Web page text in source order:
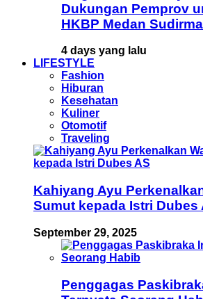
Dukungan Pemprov
HKBP Medan
4 days yang lalu
LIFESTYLE
Fashion
Hiburan
Kesehatan
Kuliner
Otomotif
Traveling
Kahiyang Ayu
Sumut kepada Istri Dubes
September 29, 2025
Penggagas